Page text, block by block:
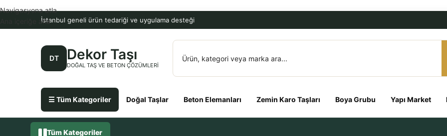
İstanbul geneli ürün tedariği ve uygulama desteği
DT Dekor Taşı
DOĞAL TAŞ VE BETON ÇÖZÜMLERI
☰ Tüm Kategoriler Doğal Taşlar Beton Elemanları Zemin Karo Taşları Boya Grubu Yapı Market
Navigasyona atla
Ana içeriğe atla
Tüm Kategoriler